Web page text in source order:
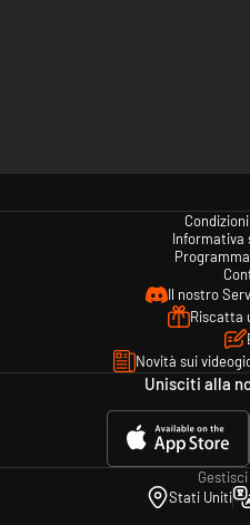
Informativa
Il nostro
Riscatta
Novità sui
Unisciti alla
Stati Uniti